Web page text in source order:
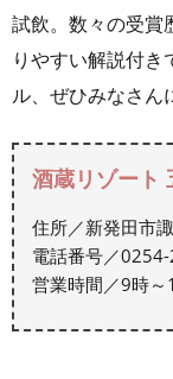
試飲。数々の受賞
りやすい解説付
ル、ぜひみなさん
酒蔵リゾート
住所／新発田市
電話番号／
営業時間／9時～